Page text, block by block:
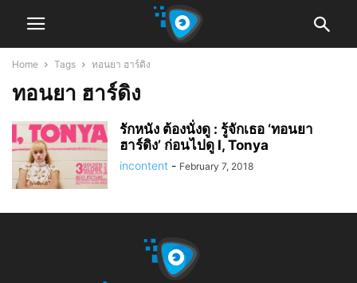
Home Tags ทอนยา ฮาร์ดิง
ทอนยา ฮาร์ดิง
รักหนัง ต้องนั่งดู : รู้จักเธอ ‘ทอนยา
ฮาร์ดิง’ ก่อนไปดู I, Tonya
incontent - February 7, 2018